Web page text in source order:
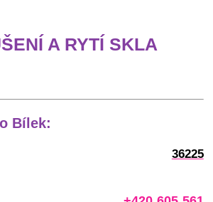
A RYTÍ SKLA
Bílek:
36225